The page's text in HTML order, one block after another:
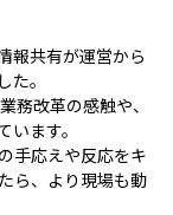
報共有が運営から
。
務改革の感触や、
ます。
手応えや反応をキ
ら、より現場も動